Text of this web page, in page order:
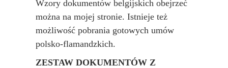
Wzory dokumentów belgijskich obejrzeć
można na mojej stronie. Istnieje też
możliwość pobrania gotowych umów
polsko-flamandzkich.
ZESTAW DOKUMENTÓW Z